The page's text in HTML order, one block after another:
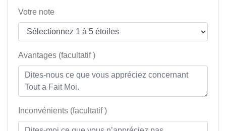
Votre note
Avantages (facultatif )
Inconvénients (facultatif )